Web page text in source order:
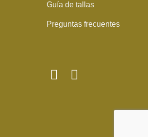
Guía de tallas
Preguntas frecuentes